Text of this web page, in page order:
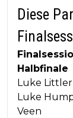
Diese
Halbfinale
Luke Littler
Luke
Veen